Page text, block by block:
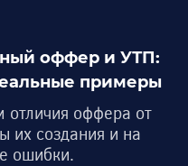
оффер и УТП:
примеры
отличия оффера от
их создания и на
ошибки.